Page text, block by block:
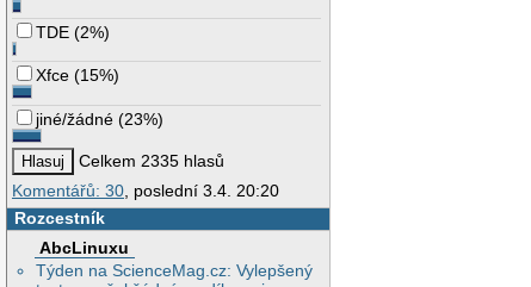
TDE (2%)
Xfce (15%)
jiné/žádné (23%)
Celkem 2335 hlasů
Komentářů: 30, poslední 3.4. 20:20
Rozcestník
AbcLinuxu
Týden na ScienceMag.cz: Vylepšený